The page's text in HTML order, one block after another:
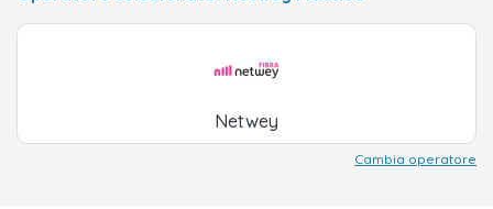
Netwey
Cambia operatore